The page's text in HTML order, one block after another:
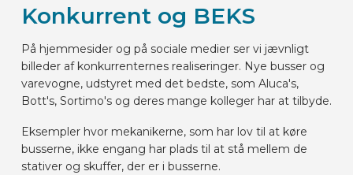
Konkurrent og BEKS
På hjemmesider og på sociale medier ser vi jævnligt
billeder af konkurrenternes realiseringer. Nye busser og
varevogne, udstyret med det bedste, som Aluca's,
Bott's, Sortimo's og deres mange kolleger har at tilbyde.
Eksempler hvor mekanikerne, som har lov til at køre
busserne, ikke engang har plads til at stå mellem de
stativer og skuffer, der er i busserne.